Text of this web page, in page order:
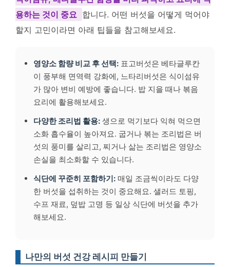
용하는 것이 중요 합니다. 어떤 버섯을 어떻게 먹어야
할지 고민이라면 아래 팁들을 참고해보세요.
영양소 함량 비교 후 선택: 표고버섯은 베타글루칸
이 풍부해 면역력 강화에, 느타리버섯은 식이섬유
가 많아 변비 예방에 좋습니다. 밥 지을 때나 볶음
요리에 활용해보세요.
다양한 조리법 활용: 생으로 먹기보다 익혀 먹으면
소화 흡수율이 높아져요. 굽거나 볶는 조리법은 버
섯의 풍미를 살리고, 찌거나 삶는 조리법은 영양소
손실을 최소화할 수 있습니다.
식단에 꾸준히 포함하기: 매일 조금씩이라도 다양
한 버섯을 섭취하는 것이 중요해요. 샐러드 토핑,
수프 재료, 덮밥 고명 등 일상 식단에 버섯을 추가
해보세요.
나만의 버섯 건강 레시피 만들기